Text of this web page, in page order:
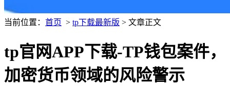
当前位置： 首页 > tp下载最新版 > 文章正文
tp官网APP下载-TP钱包案件，
加密货币领域的风险警示